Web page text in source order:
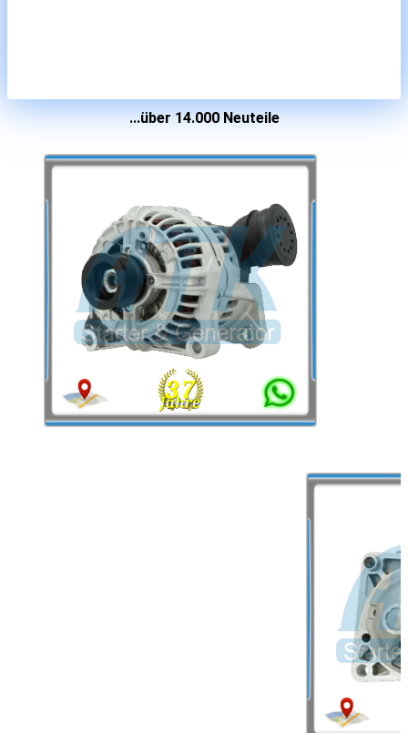
...über 14.000 Neuteile